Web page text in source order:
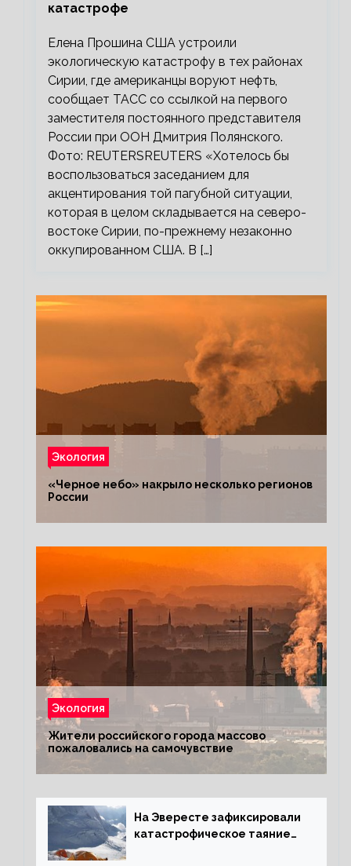
катастрофе
Елена Прошина США устроили
экологическую катастрофу в тех районах
Сирии, где американцы воруют нефть,
сообщает ТАСС со ссылкой на первого
заместителя постоянного представителя
России при ООН Дмитрия Полянского.
Фото: REUTERSREUTERS «Хотелось бы
воспользоваться заседанием для
акцентирования той пагубной ситуации,
которая в целом складывается на северо-
востоке Сирии, по-прежнему незаконно
оккупированном США. В […]
Экология
«Черное небо» накрыло несколько регионов
России
Экология
Жители российского города массово
пожаловались на самочувствие
На Эвересте зафиксировали
катастрофическое таяние